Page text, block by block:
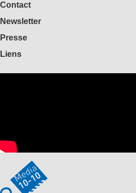
Contact
Newsletter
Presse
Liens